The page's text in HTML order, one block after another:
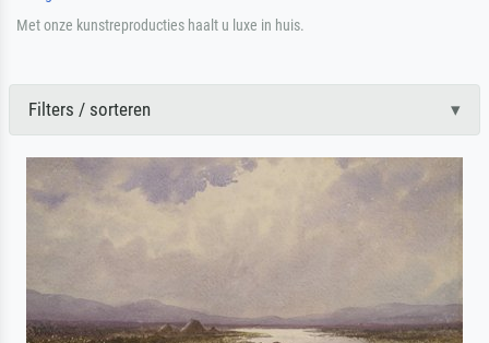
Met onze kunstreproducties haalt u luxe in huis.
Filters / sorteren